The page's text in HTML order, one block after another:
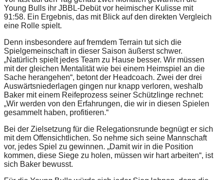
Young Bulls ihr JBBL-Debüt vor heimischer Kulisse mit
91:58. Ein Ergebnis, das mit Blick auf den direkten Vergleich
eine Rolle spielt.
Denn insbesondere auf fremdem Terrain tut sich die
Spielgemeinschaft in dieser Saison äußerst schwer.
„Natürlich spielt jedes Team zu Hause besser. Wir müssen
mit der gleichen Mentalität wie bei einem Heimspiel an die
Sache herangehen“, betont der Headcoach. Zwei der drei
Auswärtsniederlagen gingen nur knapp verloren, weshalb
Baker mit einem Reifeprozess seiner Schützlinge rechnet:
„Wir werden von den Erfahrungen, die wir in diesen Spielen
gesammelt haben, profitieren.“
Bei der Zielsetzung für die Relegationsrunde begnügt er sich
mit dem Offensichtlichen. So nehme sich seine Mannschaft
vor, jedes Spiel zu gewinnen. „Damit wir in die Position
kommen, diese Siege zu holen, müssen wir hart arbeiten“, ist
sich Baker bewusst.